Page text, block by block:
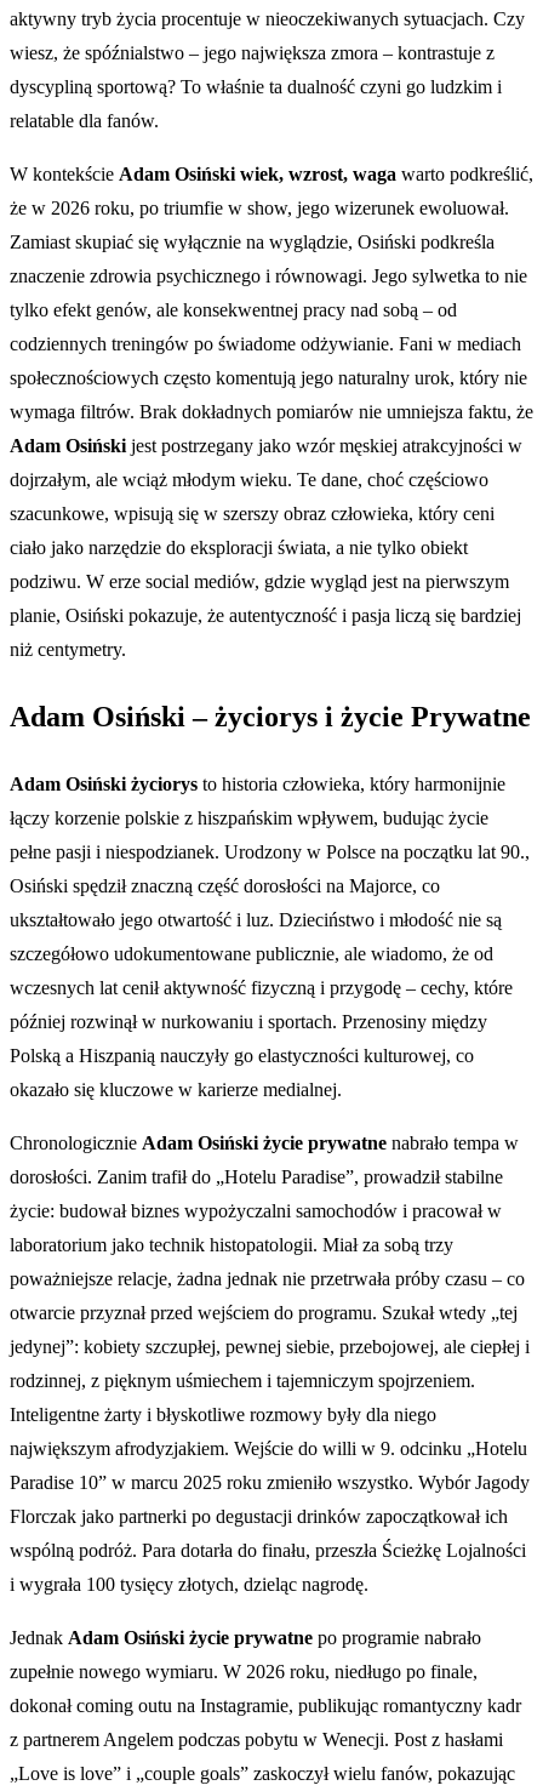
aktywny tryb życia procentuje w nieoczekiwanych sytuacjach. Czy
wiesz, że spóźnialstwo – jego największa zmora – kontrastuje z
dyscypliną sportową? To właśnie ta dualność czyni go ludzkim i
relatable dla fanów.
W kontekście Adam Osiński wiek, wzrost, waga warto podkreślić,
że w 2026 roku, po triumfie w show, jego wizerunek ewoluował.
Zamiast skupiać się wyłącznie na wyglądzie, Osiński podkreśla
znaczenie zdrowia psychicznego i równowagi. Jego sylwetka to nie
tylko efekt genów, ale konsekwentnej pracy nad sobą – od
codziennych treningów po świadome odżywianie. Fani w mediach
społecznościowych często komentują jego naturalny urok, który nie
wymaga filtrów. Brak dokładnych pomiarów nie umniejsza faktu, że
Adam Osiński jest postrzegany jako wzór męskiej atrakcyjności w
dojrzałym, ale wciąż młodym wieku. Te dane, choć częściowo
szacunkowe, wpisują się w szerszy obraz człowieka, który ceni
ciało jako narzędzie do eksploracji świata, a nie tylko obiekt
podziwu. W erze social mediów, gdzie wygląd jest na pierwszym
planie, Osiński pokazuje, że autentyczność i pasja liczą się bardziej
niż centymetry.
Adam Osiński – życiorys i życie Prywatne
Adam Osiński życiorys to historia człowieka, który harmonijnie
łączy korzenie polskie z hiszpańskim wpływem, budując życie
pełne pasji i niespodzianek. Urodzony w Polsce na początku lat 90.,
Osiński spędził znaczną część dorosłości na Majorce, co
ukształtowało jego otwartość i luz. Dzieciństwo i młodość nie są
szczegółowo udokumentowane publicznie, ale wiadomo, że od
wczesnych lat cenił aktywność fizyczną i przygodę – cechy, które
później rozwinął w nurkowaniu i sportach. Przenosiny między
Polską a Hiszpanią nauczyły go elastyczności kulturowej, co
okazało się kluczowe w karierze medialnej.
Chronologicznie Adam Osiński życie prywatne nabrało tempa w
dorosłości. Zanim trafił do „Hotelu Paradise”, prowadził stabilne
życie: budował biznes wypożyczalni samochodów i pracował w
laboratorium jako technik histopatologii. Miał za sobą trzy
poważniejsze relacje, żadna jednak nie przetrwała próby czasu – co
otwarcie przyznał przed wejściem do programu. Szukał wtedy „tej
jedynej”: kobiety szczupłej, pewnej siebie, przebojowej, ale ciepłej i
rodzinnej, z pięknym uśmiechem i tajemniczym spojrzeniem.
Inteligentne żarty i błyskotliwe rozmowy były dla niego
największym afrodyzjakiem. Wejście do willi w 9. odcinku „Hotelu
Paradise 10” w marcu 2025 roku zmieniło wszystko. Wybór Jagody
Florczak jako partnerki po degustacji drinków zapoczątkował ich
wspólną podróż. Para dotarła do finału, przeszła Ścieżkę Lojalności
i wygrała 100 tysięcy złotych, dzieląc nagrodę.
Jednak Adam Osiński życie prywatne po programie nabrało
zupełnie nowego wymiaru. W 2026 roku, niedługo po finale,
dokonał coming outu na Instagramie, publikując romantyczny kadr
z partnerem Angelem podczas pobytu w Wenecji. Post z hasłami
„Love is love” i „couple goals” zaskoczył wielu fanów, pokazując